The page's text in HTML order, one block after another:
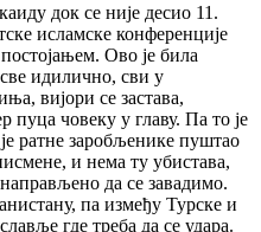
док се није десио 11.
исламске конференције
Ово је била
идилично, сви у
вијори се застава,
пуца човеку у главу. Па то је
ратне заробљенике пуштао
и нема ту убистава,
да се завадимо.
па између Турске и
где треба да се удара.